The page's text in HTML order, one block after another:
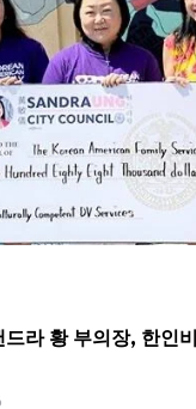
드라 황 부의장, 한인